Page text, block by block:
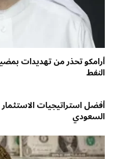
أرامكو تحذر من تهديدات
النفط
أفضل استراتيجيات
السعودي